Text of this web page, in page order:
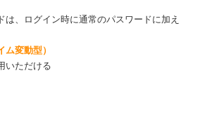
は、ログイン時に通常のパスワードに加え
変動型）
いただける